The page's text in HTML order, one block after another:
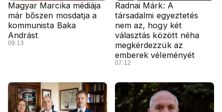
Magyar Marcika médiája
már bőszen mosdatja a
kommunista Baka
Andrást
09:13
Radnai Márk: A
társadalmi egyeztetés
nem az, hogy két
választás között néha
megkérdezzük az
emberek véleményét
07:12